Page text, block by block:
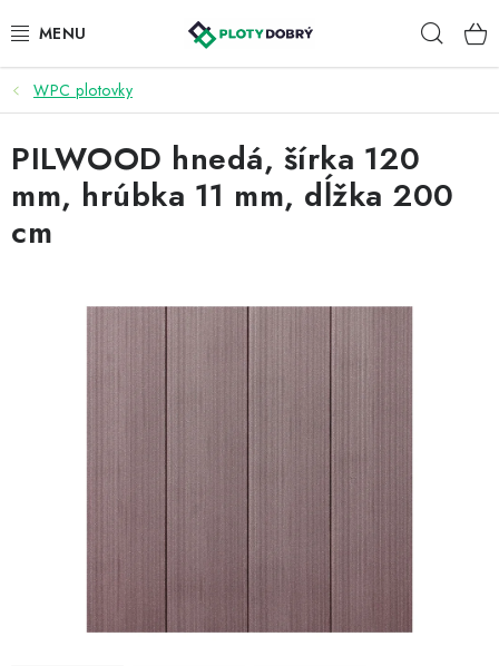
na
PLETIVA A PLOTY
PRÍSLUŠENSTVO
BRÁNY A BRÁNKY
KALKULÁTOR OPLOTENIA
REALIZÁCIA OPLOTENIA
Prepravné a termín doručenia
Obchodné podmienky
FAQ Všetko o súboroch cookies
WPC plotovky
PILWOOD hnedá, šírka 120
mm, hrúbka 11 mm, dĺžka 200
cm